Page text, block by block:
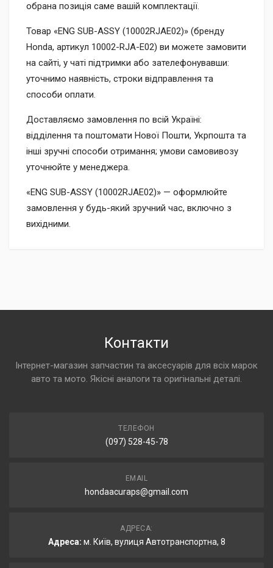
обрана позиція саме вашій комплектації.
Товар «ENG SUB-ASSY (10002RJAE02)» (бренду
Honda, артикул 10002-RJA-E02) ви можете замовити
на сайті, у чаті підтримки або зателефонувавши:
уточнимо наявність, строки відправлення та
способи оплати.
Доставляємо замовлення по всій Україні:
відділення та поштомати Нової Пошти, Укрпошта та
інші зручні способи отримання; умови самовивозу
уточнюйте у менеджера.
«ENG SUB-ASSY (10002RJAE02)» — оформлюйте
замовлення у будь-який зручний час, включно з
вихідними.
Контакти
Інтернет-магазин запчастин та аксесуарів для всіх марок
авто та мото. Якісні аналоги та оригінальні деталі.
ТЕЛЕФОН
(097) 528-45-78
EMAIL
hondaacuraps@gmail.com
АДРЕСА:
Адреса: м. Київ, вулиця Автотранспортна, 8